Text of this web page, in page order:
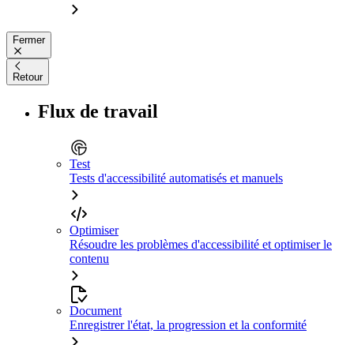
Fermer
Retour
Flux de travail
Test
Tests d'accessibilité automatisés et manuels
Optimiser
Résoudre les problèmes d'accessibilité et optimiser le
contenu
Document
Enregistrer l'état, la progression et la conformité